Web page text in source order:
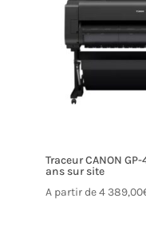
Traceur CANON
ans sur site
A partir de4 389,00